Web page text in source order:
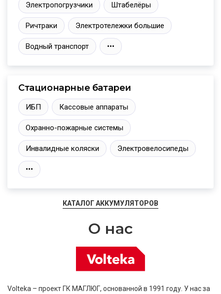
Электропогрузчики Штабелёры
Ричтраки Электротележки большие
Водный транспорт •••
Стационарные батареи
ИБП Кассовые аппараты
Охранно-пожарные системы
Инвалидные коляски Электровелосипеды
•••
КАТАЛОГ АККУМУЛЯТОРОВ
О нас
Volteka – проект ГК МАГЛЮГ, основанной в 1991 году. У нас за